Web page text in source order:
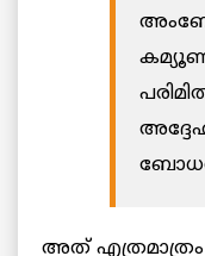
അത് എത്രമാത്രം